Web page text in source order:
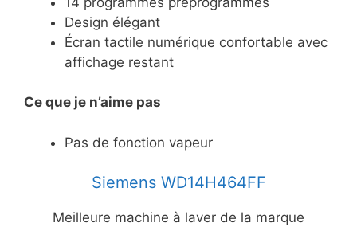
Design élégant
Écran tactile numérique confortable avec
affichage restant
Ce que je n’aime pas
Pas de fonction vapeur
Siemens WD14H464FF
Meilleure machine à laver de la marque